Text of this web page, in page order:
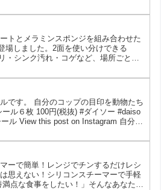
なあなたに朗報です！100円ショップ
ィーをもっと楽しくするアイテムが
は、紙皿や紙コップを使った、簡単で
デアをご紹介！ なぜダイソーの...
トとメラミンスポンジを組み合わせた
場しました。2面を使い分けできる
・シンク汚れ・コゲなど、場所ごとの
も取り入れやすいアイテムです。おそ
落ちVシリーズとはこのシリーズは、
片面でメラミンスポンジとして使える
汚れに対して、拭く・こするの両方
です。 自分のコップの目印を動物たち
ル６枚 100円(税抜) #ダイソー #daiso
ル View this post on Instagram 自分の
ソー #daiso #daisojapan #コースター
が異なり、在庫がない場合がございま
ーで簡単！レンジでチンするだけレシ
思えない！シリコンスチーマーで手軽
点な食事をしたい！」そんなあなたに